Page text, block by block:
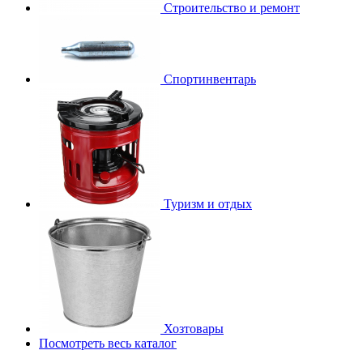
Строительство и ремонт
Спортинвентарь
Туризм и отдых
Хозтовары
Посмотреть весь каталог